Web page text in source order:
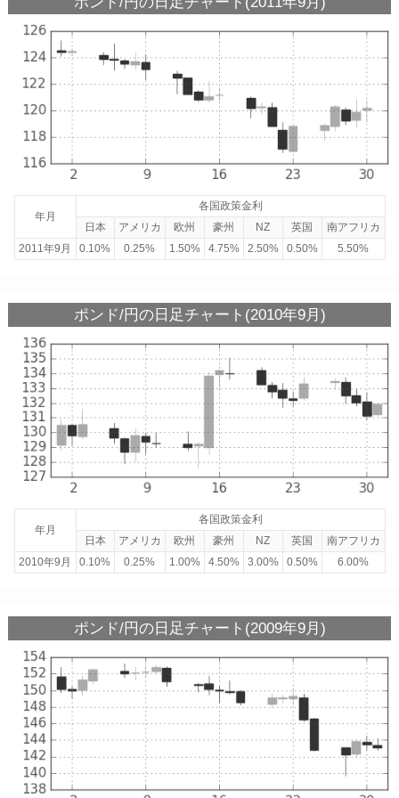
年月
各国政策金利
日本
アメリカ 欧州 豪州 NZ 英国
南アフリカ
2011年9月
0.10% 0.25% 1.50% 4.75% 2.50% 0.50% 5.50%
ポンド/円の日足チャート(2010年9月)
年月
各国政策金利
日本
アメリカ 欧州 豪州 NZ 英国
南アフリカ
2010年9月
0.10% 0.25% 1.00% 4.50% 3.00% 0.50% 6.00%
ポンド/円の日足チャート(2009年9月)